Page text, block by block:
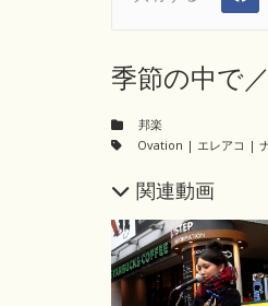
季節の中で
邦楽
Ovation | エレアコ |
関連動画